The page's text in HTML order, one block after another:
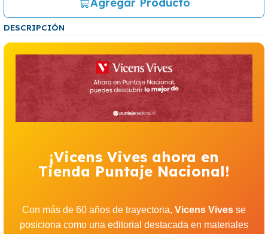
DESCRIPCIÓN
¡Vicens Vives ahora en
Tienda Puntaje Nacional!
Con más de 60 años de trayectoria, Vicens Vives se
posiciona como una editorial destacada en materiales